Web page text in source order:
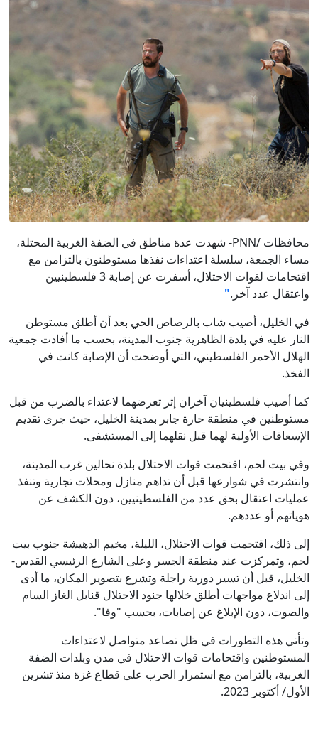
محافظات /PNN- شهدت عدة مناطق في الضفة الغربية المحتلة،
مساء الجمعة، سلسلة اعتداءات نفذها مستوطنون بالتزامن مع
اقتحامات لقوات الاحتلال، أسفرت عن إصابة 3 فلسطينيين
واعتقال عدد آخر."
في الخليل، أصيب شاب بالرصاص الحي بعد أن أطلق مستوطن
النار عليه في بلدة الظاهرية جنوب المدينة، بحسب ما أفادت جمعية
الهلال الأحمر الفلسطيني، التي أوضحت أن الإصابة كانت في
الفخذ.
كما أصيب فلسطينيان آخران إثر تعرضهما لاعتداء بالضرب من قبل
مستوطنين في منطقة حارة جابر بمدينة الخليل، حيث جرى تقديم
الإسعافات الأولية لهما قبل نقلهما إلى المستشفى.
وفي بيت لحم، اقتحمت قوات الاحتلال بلدة نحالين غرب المدينة،
وانتشرت في شوارعها قبل أن تداهم منازل ومحلات تجارية وتنفذ
عمليات اعتقال بحق عدد من الفلسطينيين، دون الكشف عن
هوياتهم أو عددهم.
إلى ذلك، اقتحمت قوات الاحتلال، الليلة، مخيم الدهيشة جنوب بيت
لحم، وتمركزت عند منطقة الجسر وعلى الشارع الرئيسي القدس-
الخليل، قبل أن تسير دورية راجلة وتشرع بتصوير المكان، ما أدى
إلى اندلاع مواجهات أطلق خلالها جنود الاحتلال قنابل الغاز السام
والصوت، دون الإبلاغ عن إصابات، بحسب "وفا".
وتأتي هذه التطورات في ظل تصاعد متواصل لاعتداءات
المستوطنين واقتحامات قوات الاحتلال في مدن وبلدات الضفة
الغربية، بالتزامن مع استمرار الحرب على قطاع غزة منذ تشرين
الأول/ أكتوبر 2023.